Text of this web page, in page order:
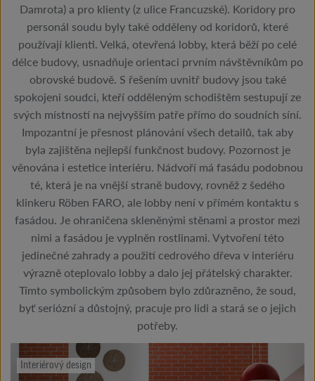
Damrota) a pro klienty (z ulice Francuzské). Koridory pro
personál soudu byly také odděleny od koridorů, které
používají klienti. Velká, otevřená lobby, která běží po celé
délce budovy, usnadňuje orientaci prvním návštěvníkům po
obrovské budově. S řešením uvnitř budovy jsou také
spokojeni soudci, kteří odděleným schodištěm sestupují ze
svých místností na nejvyšším patře přímo do soudních síní.
Impozantní je přesnost plánování všech detailů, tak aby
byla zajištěna nejlepší funkčnost budovy. Pozornost je
věnována i estetice interiéru. Nádvoří má fasádu podobnou
té, která je na vnější straně budovy, rovněž z šedého
klinkeru Röben FARO, ale lobby není v přímém kontaktu s
fasádou. Je ohraničena skleněnými stěnami a prostor mezi
nimi a fasádou je vyplněn rostlinami. Vytvoření této
jedinečné zahrady a použití cedrového dřeva v interiéru
výrazně oteplovalo lobby a dalo jej přátelský charakter.
Tímto symbolickým způsobem bylo zdůrazněno, že soud,
byť seriózní a důstojný, pracuje pro lidi a stará se o jejich
potřeby.
Interiérový design